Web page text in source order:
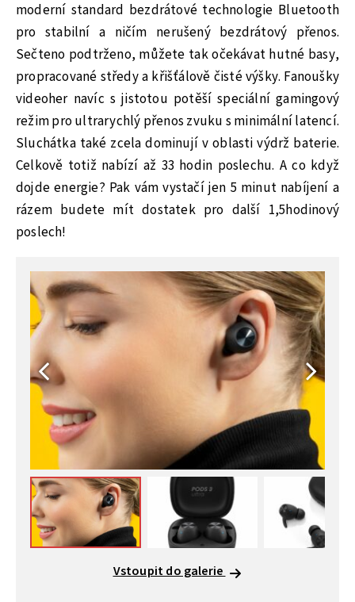
moderní standard bezdrátové technologie Bluetooth
pro stabilní a ničím nerušený bezdrátový přenos.
Sečteno podtrženo, můžete tak očekávat hutné basy,
propracované středy a křišťálově čisté výšky. Fanoušky
videoher navíc s jistotou potěší speciální gamingový
režim pro ultrarychlý přenos zvuku s minimální latencí.
Sluchátka také zcela dominují v oblasti výdrž baterie.
Celkově totiž nabízí až 33 hodin poslechu. A co když
dojde energie? Pak vám vystačí jen 5 minut nabíjení a
rázem budete mít dostatek pro další 1,5hodinový
poslech!
Vstoupit do galerie